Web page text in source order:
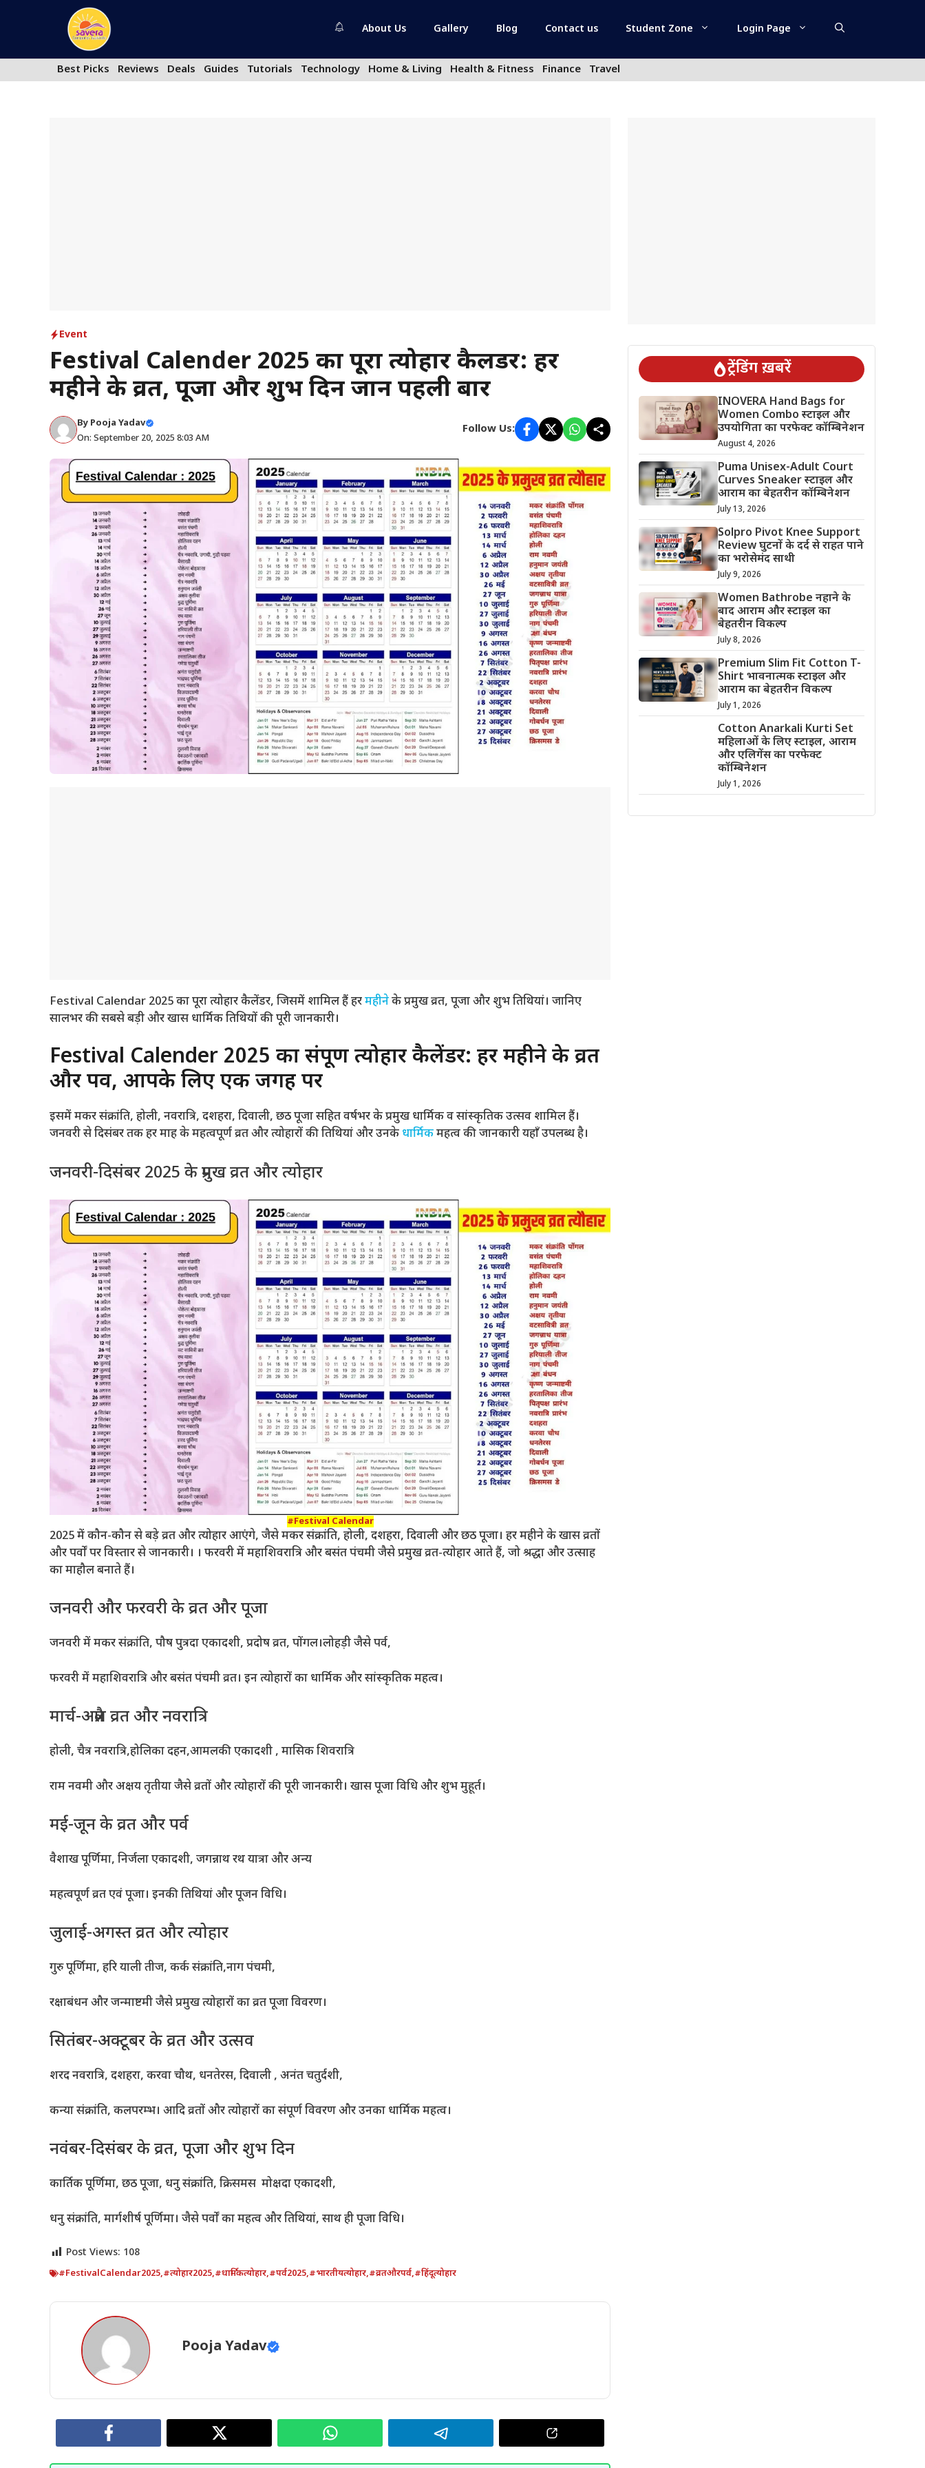
About Us Gallery Blog Contact us Student Zone Login Page
Best Picks Reviews Deals Guides Tutorials Technology Home & Living Health & Fitness Finance Travel
Event
Festival Calender 2025 का पूरा त्योहार कैलेंडर: हर
महीने के व्रत, पूजा और शुभ दिन जानें पहली बार
By Pooja Yadav
On: September 20, 2025 8:03 AM
Follow Us:
Festival Calendar 2025 का पूरा त्योहार कैलेंडर, जिसमें शामिल हैं हरमहीनेके प्रमुख व्रत, पूजा और शुभ तिथियां। जानिए
सालभर की सबसे बड़ी और खास धार्मिक तिथियों की पूरी जानकारी।
Festival Calender 2025 का संपूर्ण त्योहार कैलेंडर: हर महीने के व्रत
और पर्व, आपके लिए एक जगह पर
इसमें मकर संक्रांति, होली, नवरात्रि, दशहरा, दिवाली, छठ पूजा सहित वर्षभर के प्रमुख धार्मिक व सांस्कृतिक उत्सव शामिल हैं।
जनवरी से दिसंबर तक हर माह के महत्वपूर्ण व्रत और त्योहारों की तिथियां और उनके धार्मिकमहत्व की जानकारी यहाँ उपलब्ध है।
जनवरी-दिसंबर 2025 के प्रमुख व्रत और त्योहार
#Festival Calendar
2025 में कौन-कौन से बड़े व्रत और त्योहार आएंगे, जैसे मकर संक्रांति, होली, दशहरा, दिवाली और छठ पूजा। हर महीने के खास व्रतों
और पर्वों पर विस्तार से जानकारी। । फरवरी में महाशिवरात्रि और बसंत पंचमी जैसे प्रमुख व्रत-त्योहार आते हैं, जो श्रद्धा और उत्साह
का माहौल बनाते हैं।
जनवरी और फरवरी के व्रत और पूजा
जनवरी में मकर संक्रांति, पौष पुत्रदा एकादशी, प्रदोष व्रत, पोंगल।लोहड़ी जैसे पर्व,
फरवरी में महाशिवरात्रि और बसंत पंचमी व्रत। इन त्योहारों का धार्मिक और सांस्कृतिक महत्व।
मार्च-अप्रैल व्रत और नवरात्रि
होली, चैत्र नवरात्रि,होलिका दहन,आमलकी एकादशी , मासिक शिवरात्रि
राम नवमी और अक्षय तृतीया जैसे व्रतों और त्योहारों की पूरी जानकारी। खास पूजा विधि और शुभ मुहूर्त।
मई-जून के व्रत और पर्व
वैशाख पूर्णिमा, निर्जला एकादशी, जगन्नाथ रथ यात्रा और अन्य
महत्वपूर्ण व्रत एवं पूजा। इनकी तिथियां और पूजन विधि।
जुलाई-अगस्त व्रत और त्योहार
गुरु पूर्णिमा, हरि याली तीज, कर्क संक्रांति,नाग पंचमी,
रक्षाबंधन और जन्माष्टमी जैसे प्रमुख त्योहारों का व्रत पूजा विवरण।
सितंबर-अक्टूबर के व्रत और उत्सव
शरद नवरात्रि, दशहरा, करवा चौथ, धनतेरस, दिवाली , अनंत चतुर्दशी,
कन्या संक्रांति, कलपरम्भ। आदि व्रतों और त्योहारों का संपूर्ण विवरण और उनका धार्मिक महत्व।
नवंबर-दिसंबर के व्रत, पूजा और शुभ दिन
कार्तिक पूर्णिमा, छठ पूजा, धनु संक्रांति, क्रिसमस मोक्षदा एकादशी,
धनु संक्रांति, मार्गशीर्ष पूर्णिमा। जैसे पर्वों का महत्व और तिथियां, साथ ही पूजा विधि।
Post Views: 108
#FestivalCalendar2025,#त्योहार2025,#धार्मिकत्योहार,#पर्व2025,#भारतीयत्योहार,#व्रतऔरपर्व,#हिंदूत्योहार
Pooja Yadav
ट्रेंडिंग ख़बरें
INOVERA Hand Bags for
Women Combo स्टाइल और
उपयोगिता का परफेक्ट कॉम्बिनेशन
August 4, 2026
Puma Unisex-Adult Court
Curves Sneaker स्टाइल और
आराम का बेहतरीन कॉम्बिनेशन
July 13, 2026
Solpro Pivot Knee Support
Review घुटनों के दर्द से राहत पाने
का भरोसेमंद साथी
July 9, 2026
Women Bathrobe नहाने के
बाद आराम और स्टाइल का
बेहतरीन विकल्प
July 8, 2026
Premium Slim Fit Cotton T-
Shirt भावनात्मक स्टाइल और
आराम का बेहतरीन विकल्प
July 1, 2026
Cotton Anarkali Kurti Set
महिलाओं के लिए स्टाइल, आराम
और एलिगेंस का परफेक्ट
कॉम्बिनेशन
July 1, 2026